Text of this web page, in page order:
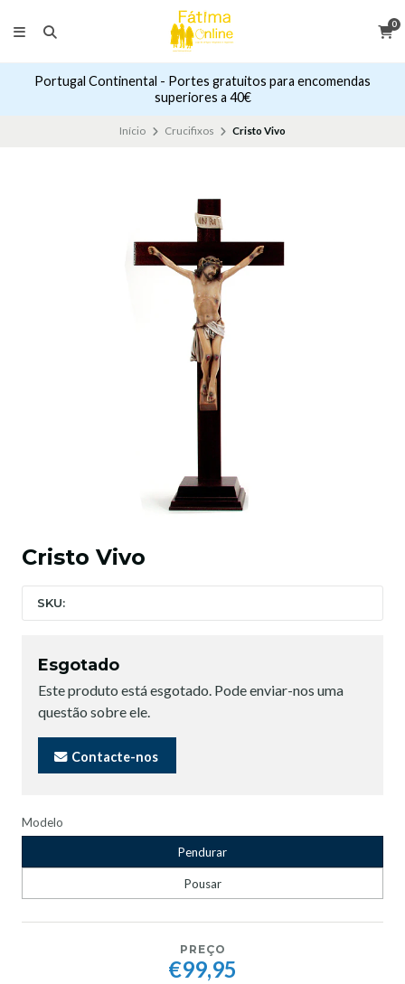
0
Portugal Continental - Portes gratuitos para encomendas
superiores a 40€
Início Crucifixos Cristo Vivo
Cristo Vivo
SKU:
Esgotado
Este produto está esgotado. Pode enviar-nos uma
questão sobre ele.
Contacte-nos
Modelo
Pendurar
Pousar
PREÇO
€99,95